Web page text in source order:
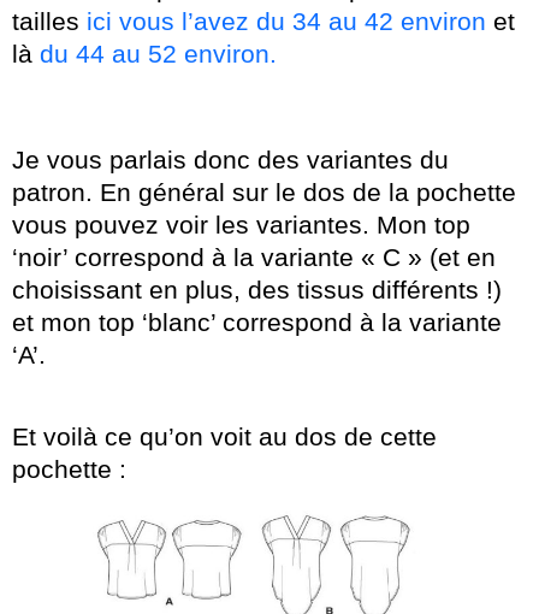
tailles ici vous l’avez du 34 au 42 environ et
là du 44 au 52 environ.
Je vous parlais donc des variantes du
patron. En général sur le dos de la pochette
vous pouvez voir les variantes. Mon top
‘noir’ correspond à la variante « C » (et en
choisissant en plus, des tissus différents !)
et mon top ‘blanc’ correspond à la variante
‘A’.
Et voilà ce qu’on voit au dos de cette
pochette :